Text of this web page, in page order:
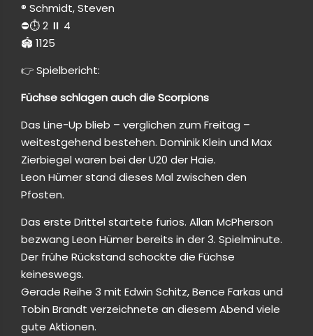
®️ Schmidt, Steven
⛔️⏱️ 2 ⏸️ 4
🏟 1125
👉 Spielbericht:
Füchse schlagen auch die Scorpions
Das Line-Up blieb – verglichen zum Freitag –
weitestgehend bestehen. Dominik Klein und Max
Zierbiegel waren bei der U20 der Haie.
Leon Hümer stand dieses Mal zwischen den
Pfosten.
Das erste Drittel startete furios. Allan McPherson
bezwang Leon Hümer bereits in der 3. Spielminute.
Der frühe Rückstand schockte die Füchse
keineswegs.
Gerade Reihe 3 mit Edwin Schitz, Bence Farkas und
Tobin Brandt verzeichnete an diesem Abend viele
gute Aktionen.